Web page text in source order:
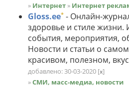
» Интернет » Интернет
Gloss.ee* - Онлайн-
здоровье и стиле
события, мероприятия,
Новости и статьи о
красивом, полезном,
добавлено: 30-03-2020 [x]
»СМИ, масс-медиа, новости